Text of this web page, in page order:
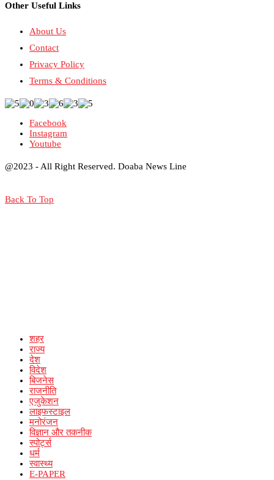
Other Useful Links
About Us
Contact
Privacy Policy
Terms & Conditions
Facebook
Instagram
Youtube
@2023 - All Right Reserved. Doaba News Line
Back To Top
शहर
राज्य
देश
विदेश
बिजनेस
राजनीति
एजुकेशन
लाइफस्टाइल
मनोरंजन
विज्ञान और तकनीक
स्पोर्ट्स
धर्म
स्वास्थ्य
E-PAPER